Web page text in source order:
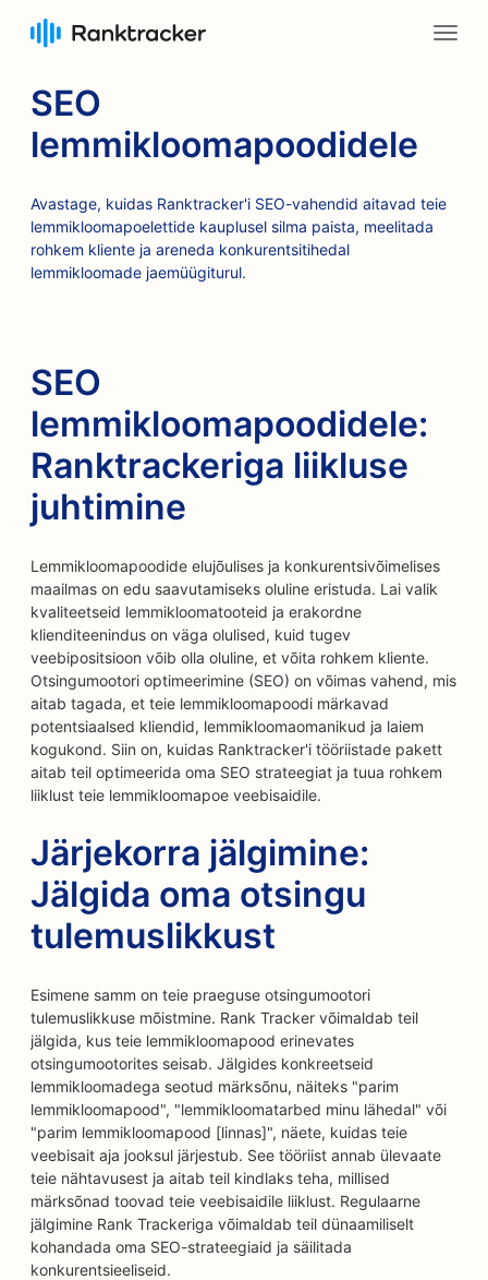
SEO
lemmikloomapoodidele
Avastage, kuidas Ranktracker'i SEO-vahendid aitavad teie
lemmikloomapoelettide kauplusel silma paista, meelitada
rohkem kliente ja areneda konkurentsitihedal
lemmikloomade jaemüügiturul.
SEO
lemmikloomapoodidele:
Ranktrackeriga liikluse
juhtimine
Lemmikloomapoodide elujõulises ja konkurentsivõimelises
maailmas on edu saavutamiseks oluline eristuda. Lai valik
kvaliteetseid lemmikloomatooteid ja erakordne
klienditeenindus on väga olulised, kuid tugev
veebipositsioon võib olla oluline, et võita rohkem kliente.
Otsingumootori optimeerimine (SEO) on võimas vahend, mis
aitab tagada, et teie lemmikloomapoodi märkavad
potentsiaalsed kliendid, lemmikloomaomanikud ja laiem
kogukond. Siin on, kuidas Ranktracker'i tööriistade pakett
aitab teil optimeerida oma SEO strateegiat ja tuua rohkem
liiklust teie lemmikloomapoe veebisaidile.
Järjekorra jälgimine:
Jälgida oma otsingu
tulemuslikkust
Esimene samm on teie praeguse otsingumootori
tulemuslikkuse mõistmine. Rank Tracker võimaldab teil
jälgida, kus teie lemmikloomapood erinevates
otsingumootorites seisab. Jälgides konkreetseid
lemmikloomadega seotud märksõnu, näiteks "parim
lemmikloomapood", "lemmikloomatarbed minu lähedal" või
"parim lemmikloomapood [linnas]", näete, kuidas teie
veebisait aja jooksul järjestub. See tööriist annab ülevaate
teie nähtavusest ja aitab teil kindlaks teha, millised
märksõnad toovad teie veebisaidile liiklust. Regulaarne
jälgimine Rank Trackeriga võimaldab teil dünaamiliselt
kohandada oma SEO-strateegiaid ja säilitada
konkurentsieeliseid.